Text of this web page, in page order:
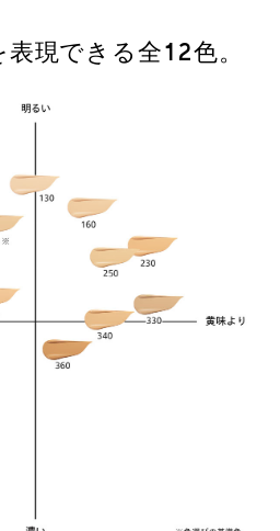
現できる全12色。